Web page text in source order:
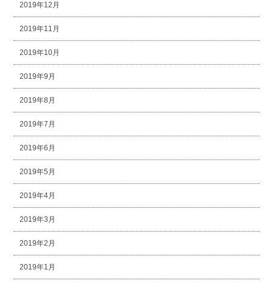
2019年12月
2019年11月
2019年10月
2019年9月
2019年8月
2019年7月
2019年6月
2019年5月
2019年4月
2019年3月
2019年2月
2019年1月